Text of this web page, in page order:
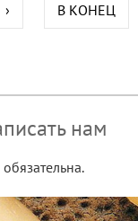
› В КОНЕЦ
нам